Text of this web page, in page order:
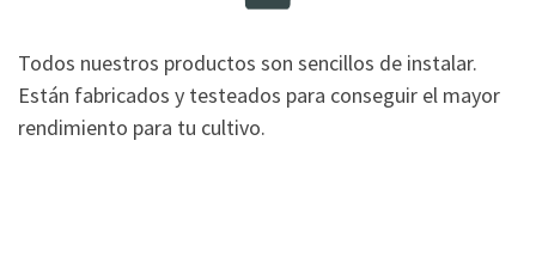
Todos nuestros productos son sencillos de instalar.
Están fabricados y testeados para conseguir el mayor
rendimiento para tu cultivo.